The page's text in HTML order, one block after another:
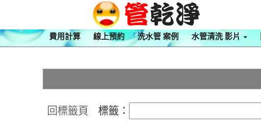
費用計算 線上預約 洗水管 案例 水管清洗 影片
回標籤頁 標籤：